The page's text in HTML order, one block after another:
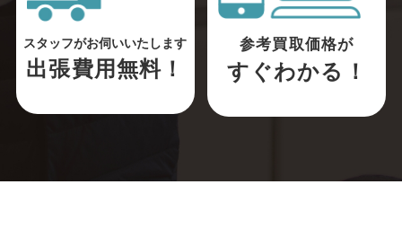
スタッフがお伺いいたします
出張費用無料！
参考買取価格が
すぐわかる！